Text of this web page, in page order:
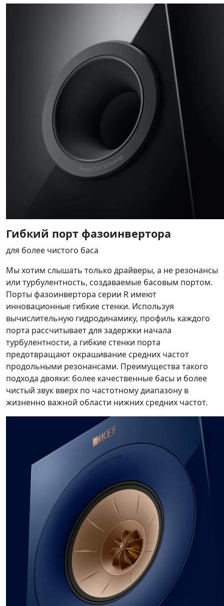
Гибкий порт фазоинвертора
для более чистого баса
Мы хотим слышать только драйверы, а не резонансы
или турбулентность, создаваемые басовым портом.
Порты фазоинвертора серии R имеют
инновационные гибкие стенки. Используя
вычислительную гидродинамику, профиль каждого
порта рассчитывает для задержки начала
турбулентности, а гибкие стенки порта
предотвращают окрашивание средних частот
продольными резонансами. Преимущества такого
подхода двояки: более качественные басы и более
чистый звук вверх по частотному диапазону в
жизненно важной области нижних средних частот.